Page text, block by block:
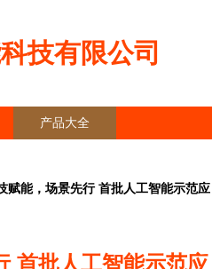
技有限公司
产品大全
赋能，场景先行 首批人工智能示范应
首批人工智能示范应